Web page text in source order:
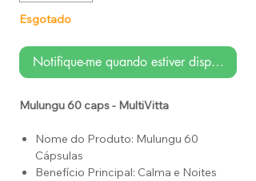
Esgotado
Notifique-me quando estiver disponível
Mulungu 60 caps - MultiVitta
Nome do Produto: Mulungu 60
Cápsulas
Benefício Principal: Calma e Noites